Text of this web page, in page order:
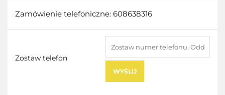
Zamówienie telefoniczne: 608638316
Zostaw telefon
WYŚLIJ